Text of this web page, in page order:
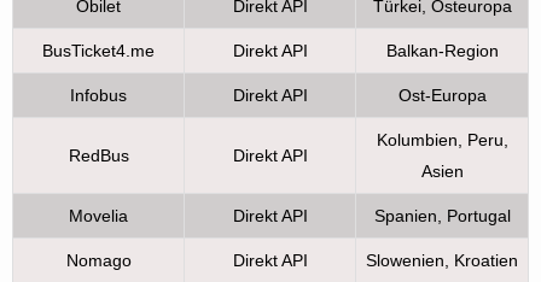
Obilet Direkt API Türkei, Osteuropa
BusTicket4.me Direkt API Balkan-Region
Infobus Direkt API Ost-Europa
RedBus Direkt API
Kolumbien, Peru,
Asien
Movelia Direkt API Spanien, Portugal
Nomago Direkt API Slowenien, Kroatien